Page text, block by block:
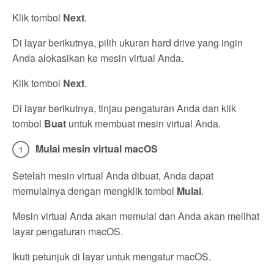
Klik tombol Next.
Di layar berikutnya, pilih ukuran hard drive yang ingin
Anda alokasikan ke mesin virtual Anda.
Klik tombol Next.
Di layar berikutnya, tinjau pengaturan Anda dan klik
tombol Buat untuk membuat mesin virtual Anda.
Mulai mesin virtual macOS
Setelah mesin virtual Anda dibuat, Anda dapat
memulainya dengan mengklik tombol Mulai.
Mesin virtual Anda akan memulai dan Anda akan melihat
layar pengaturan macOS.
Ikuti petunjuk di layar untuk mengatur macOS.